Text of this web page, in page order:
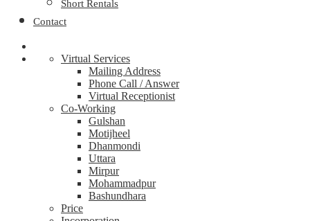
Short Rentals
Contact
Virtual Services
Mailing Address
Phone Call / Answer
Virtual Receptionist
Co-Working
Gulshan
Motijheel
Dhanmondi
Uttara
Mirpur
Mohammadpur
Bashundhara
Price